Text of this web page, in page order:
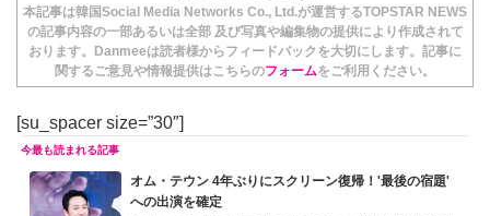
本記事は韓国Social Media Networks Co., Ltd.が運営するTOPSTAR NEWS
の記事内容の一部あるいは全部 及び写真や編集物の提供により作成されて
おります。Danmeeは読者様からフィードバックを大切にします。記事に
関するご意見や情報提供はこちらのフォームをご利用ください。
[su_spacer size=”30″]
オム・テウン 4年ぶりにスクリーン復帰！'最後の宿題'
への出演を確定